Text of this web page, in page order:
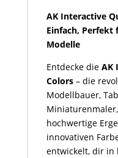
AK Interactive
Einfach,
Modelle
Entdecke die AK
Colors– die
Modellbauer,
hochwertige
innovativen
entwickelt, dir in